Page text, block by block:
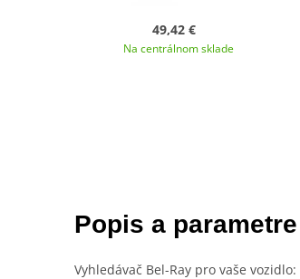
49,42 €
Na centrálnom sklade
Popis a parametre
Vyhledávač Bel-Ray pro vaše vozidlo: